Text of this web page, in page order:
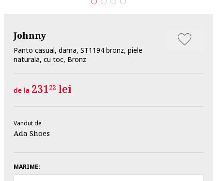
Johnny
Pantofi casual, dama, ST1194 bronz, piele
naturala, cu toc, Bronz
de la 23122 lei
Vandut de
Ada Shoes
MARIME: